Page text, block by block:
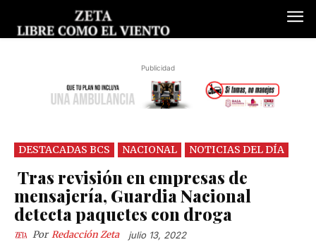
Publicidad
DESTACADAS BCS NACIONAL NOTICIAS DEL DÍA
Tras revisión en empresas de
mensajería, Guardia Nacional
detecta paquetes con droga
Por Redacción Zeta julio 13, 2022